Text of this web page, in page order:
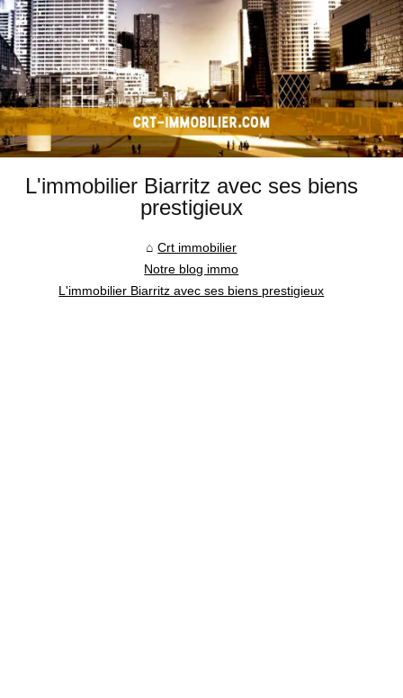
L'immobilier Biarritz avec ses biens
prestigieux
Crt immobilier
Notre blog immo
L'immobilier Biarritz avec ses biens prestigieux